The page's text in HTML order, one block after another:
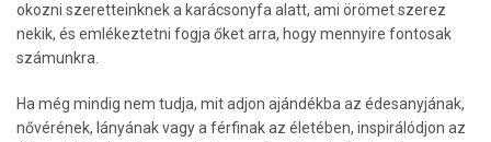
okozni szeretteinknek a karácsonyfa alatt, ami örömet szerez
nekik, és emlékeztetni fogja őket arra, hogy mennyire fontosak
számunkra.
Ha még mindig nem tudja, mit adjon ajándékba az édesanyjának,
nővérének, lányának vagy a férfinak az életében, inspirálódjon az